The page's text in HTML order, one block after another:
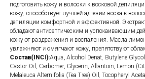
подготовить кожу и волоски к восковой
кожу, способствует лучшей адгезии воска к
депиляции комфортной и эффективной.
обладают антисептическим и успокаивающим
кожу от раздражения и воспаления. Масла
увлажняют и смягчают кожу, препятствуют
Состав(INCI):Aqua, Alcohol Denat, Butylene
Castor Oil, Carbomer, Glycerin, Allantoin, Lemon
Melaleuca Alternifolia (Tea Tree) Oil, Tocopheryl